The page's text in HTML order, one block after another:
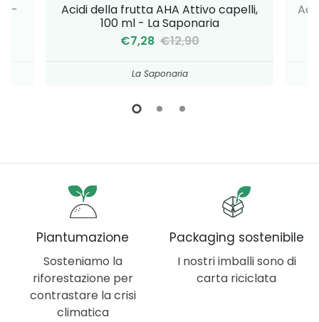
-
Acidi della frutta AHA Attivo capelli,
100 ml - La Saponaria
€7,28 €12,90
La Saponaria
Piantumazione
Sosteniamo la
riforestazione per
contrastare la crisi
climatica
Packaging sostenibile
I nostri imballi sono di
carta riciclata